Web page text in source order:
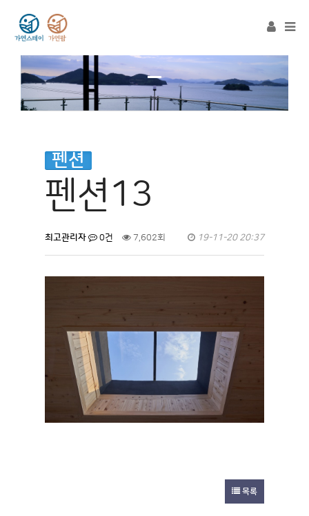
펜션
펜션13
최고관리자 0건 7,602회 19-11-20 20:37
목록